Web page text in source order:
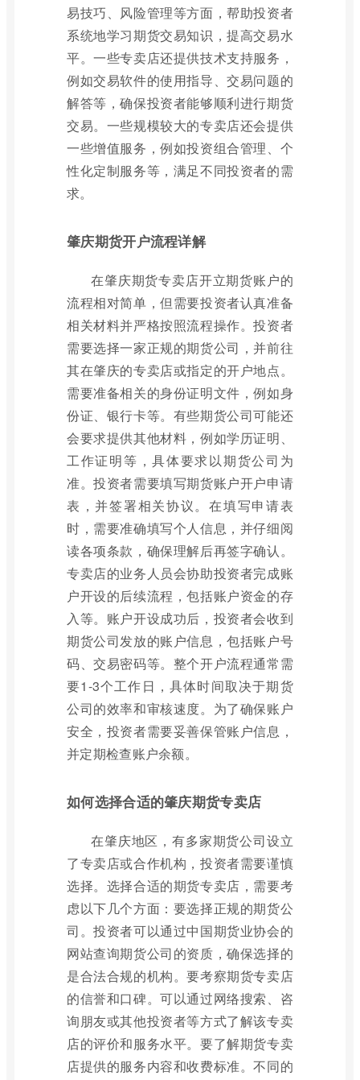
易技巧、风险管理等方面，帮助投资者
系统地学习期货交易知识，提高交易水
平。一些专卖店还提供技术支持服务，
例如交易软件的使用指导、交易问题的
解答等，确保投资者能够顺利进行期货
交易。一些规模较大的专卖店还会提供
一些增值服务，例如投资组合管理、个
性化定制服务等，满足不同投资者的需
求。
肇庆期货开户流程详解
在肇庆期货专卖店开立期货账户的
流程相对简单，但需要投资者认真准备
相关材料并严格按照流程操作。投资者
需要选择一家正规的期货公司，并前往
其在肇庆的专卖店或指定的开户地点。
需要准备相关的身份证明文件，例如身
份证、银行卡等。有些期货公司可能还
会要求提供其他材料，例如学历证明、
工作证明等，具体要求以期货公司为
准。投资者需要填写期货账户开户申请
表，并签署相关协议。在填写申请表
时，需要准确填写个人信息，并仔细阅
读各项条款，确保理解后再签字确认。
专卖店的业务人员会协助投资者完成账
户开设的后续流程，包括账户资金的存
入等。账户开设成功后，投资者会收到
期货公司发放的账户信息，包括账户号
码、交易密码等。整个开户流程通常需
要1-3个工作日，具体时间取决于期货
公司的效率和审核速度。为了确保账户
安全，投资者需要妥善保管账户信息，
并定期检查账户余额。
如何选择合适的肇庆期货专卖店
在肇庆地区，有多家期货公司设立
了专卖店或合作机构，投资者需要谨慎
选择。选择合适的期货专卖店，需要考
虑以下几个方面：要选择正规的期货公
司。投资者可以通过中国期货业协会的
网站查询期货公司的资质，确保选择的
是合法合规的机构。要考察期货专卖店
的信誉和口碑。可以通过网络搜索、咨
询朋友或其他投资者等方式了解该专卖
店的评价和服务水平。要了解期货专卖
店提供的服务内容和收费标准。不同的